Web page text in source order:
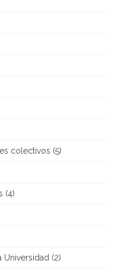
colectivos (5)
(4)
Universidad (2)